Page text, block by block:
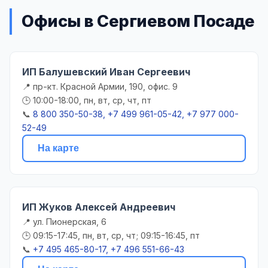
Офисы в Сергиевом Посаде
ИП Балушевский Иван Сергеевич
📍 пр-кт. Красной Армии, 190, офис. 9
🕒 10:00-18:00, пн, вт, ср, чт, пт
📞 8 800 350-50-38, +7 499 961-05-42, +7 977 000-
52-49
На карте
ИП Жуков Алексей Андреевич
📍 ул. Пионерская, 6
🕒 09:15-17:45, пн, вт, ср, чт; 09:15-16:45, пт
📞 +7 495 465-80-17, +7 496 551-66-43